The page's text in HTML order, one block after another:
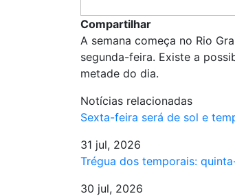
Compartilhar
A semana começa no Rio
segunda-feira. Existe a
metade do dia.
Notícias relacionadas
Sexta-feira será de sol e
31 jul, 2026
Trégua dos temporais:
30 jul, 2026